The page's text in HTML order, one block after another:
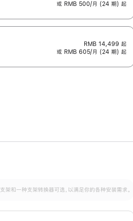
或 RMB 500/月 (24 期) 起
RMB 14,499 起
或 RMB 605/月 (24 期) 起
毫米的高度调节范围。
和一种支架转换器可选，以满足你的各种安装需求。